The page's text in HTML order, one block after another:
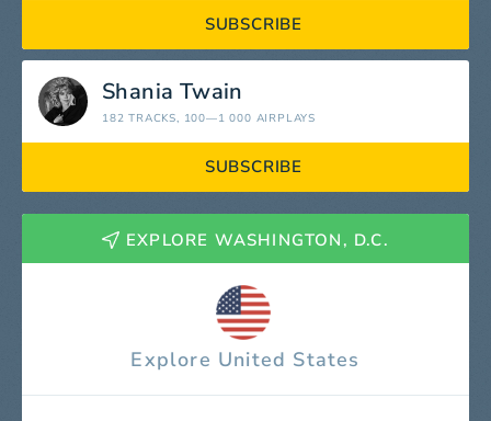
SUBSCRIBE
Shania Twain
182 TRACKS, 100—1 000 AIRPLAYS
SUBSCRIBE
EXPLORE WASHINGTON, D.C.
Explore United States